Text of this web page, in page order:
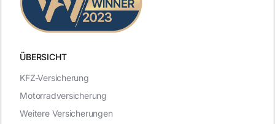
ÜBERSICHT
KFZ-Versicherung
Motorradversicherung
Weitere Versicherungen